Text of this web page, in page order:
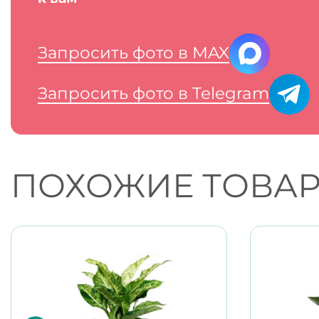
Запросить фото в MAX
Запросить фото в Telegram
ПОХОЖИЕ